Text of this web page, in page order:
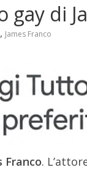
gay di
, James Franco
Franco.